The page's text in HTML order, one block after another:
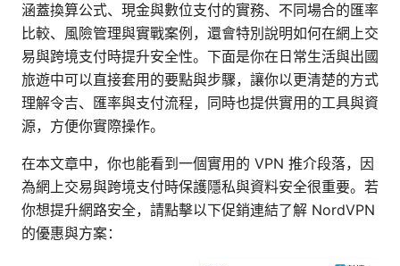
涵蓋換算公式、現金與數位支付的實務、不同場合的匯率
比較、風險管理與實戰案例，還會特別說明如何在網上交
易與跨境支付時提升安全性。下面是你在日常生活與出國
旅遊中可以直接套用的要點與步驟，讓你以更清楚的方式
理解令吉、匯率與支付流程，同時也提供實用的工具與資
源，方便你實際操作。
在本文章中，你也能看到一個實用的 VPN 推介段落，因
為網上交易與跨境支付時保護隱私與資料安全很重要。若
你想提升網路安全，請點擊以下促銷連結了解 NordVPN
的優惠與方案：